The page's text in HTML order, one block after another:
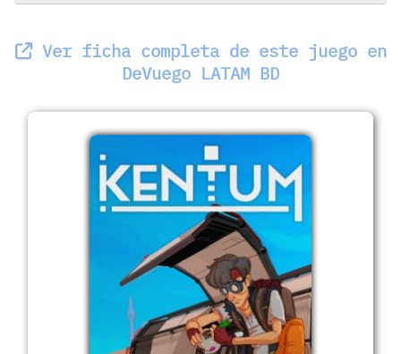
Ver ficha completa de este juego en
DeVuego LATAM BD